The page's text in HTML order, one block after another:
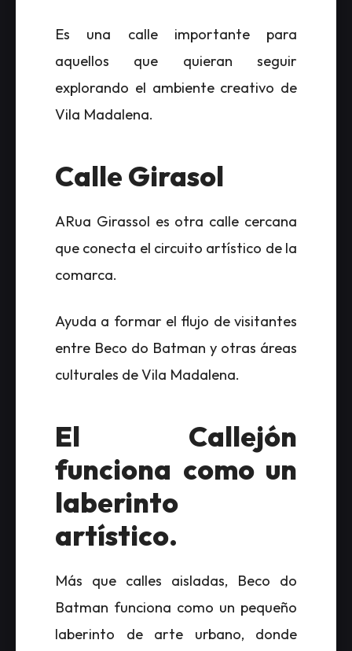
Es una calle importante para
aquellos que quieran seguir
explorando el ambiente creativo de
Vila Madalena.
Calle Girasol
ARua Girassol es otra calle cercana
que conecta el circuito artístico de la
comarca.
Ayuda a formar el flujo de visitantes
entre Beco do Batman y otras áreas
culturales de Vila Madalena.
El Callejón
funciona como un
laberinto
artístico.
Más que calles aisladas, Beco do
Batman funciona como un pequeño
laberinto de arte urbano, donde